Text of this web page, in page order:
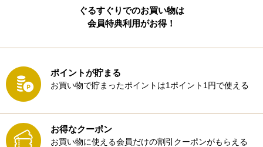
ぐるすぐりでのお買い物は
会員特典利用がお得！
ポイントが貯まる
お買い物で貯まったポイントは1ポイント1円で使える
お得なクーポン
お買い物に使える会員だけの割引クーポンがもらえる